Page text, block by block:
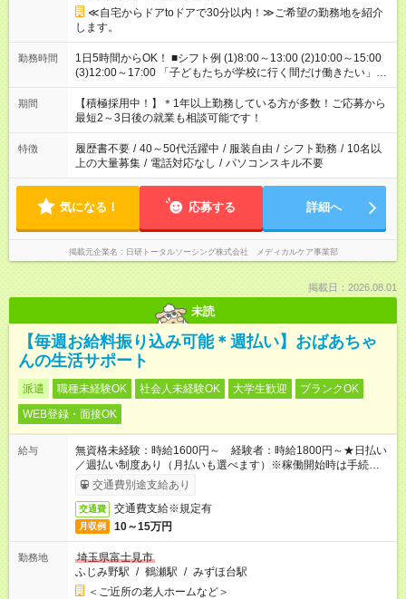
≪自宅からドアtoドアで30分以内！≫ご希望の勤務地を紹介
します。
勤務時間
1日5時間からOK！ ■シフト例 (1)8:00～13:00 (2)10:00～15:00
(3)12:00～17:00 「子どもたちが学校に行く間だけ働きたい」
「余裕を持って夕飯の準備がしたい」 「午前中は働いて、午後
はプライベートの時間にしたい」 など、ご希望を教えてくださ
いね。 ※Wワーク希望の方へ 今ご覧のお仕事で希望する勤務時
間と、もう1つのお仕事の勤務時間。 合計で週40時間を超える
場合は応募できません。
期間
【積極採用中！】＊1年以上勤務している方が多数！ご応募から
最短2～3日後の就業も相談可能です！
特徴 履歴書不要 / 40～50代活躍中 / 服装自由 / シフト勤務 / 10名以
上の大量募集 / 電話対応なし / パソコンスキル不要
気になる！ 応募する 詳細へ
掲載元企業名 日研トータルソーシング株式会社 メディカルケア事業部
掲載日：2026.08.01
未読
【毎週お給料振り込み可能＊週払い】おばあちゃ
んの生活サポート
派遣 職種未経験OK 社会人未経験OK 大学生歓迎
ブランクOK
WEB登録・面接OK
給与
無資格未経験：時給1600円～ 経験者：時給1800円～★日払い
／週払い制度あり（月払いも選べます）※稼働開始時は手続き完
了次第のお支払いとなります。
交通費別途支給あり
交通費 交通費支給※規定有
月収例 10～15万円
勤務地
埼玉県富士見市
ふじみ野駅 / 鶴瀬駅 / みずほ台駅
＜ご近所の老人ホームなど＞